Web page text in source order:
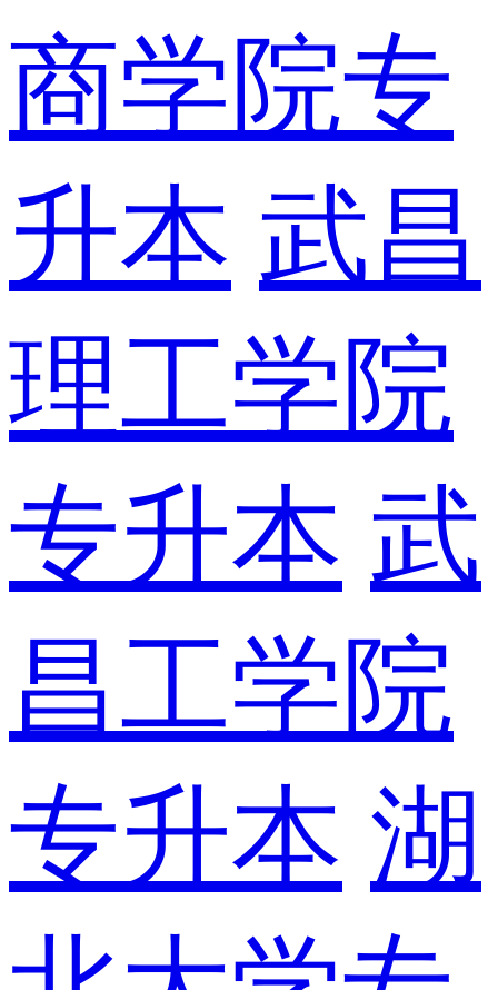
商学院专
升本 武昌
理工学院
专升本 武
昌工学院
专升本 湖